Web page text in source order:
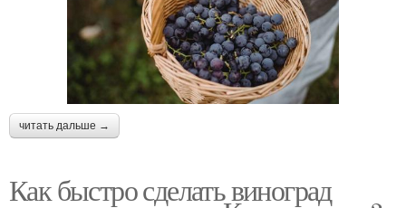
читать дальше →
Как быстро сделать виноград